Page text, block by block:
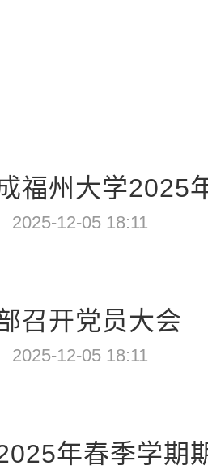
福州大学2025
2025-12-05 18:11
召开党员大会
2025-12-05 18:11
年春季学期